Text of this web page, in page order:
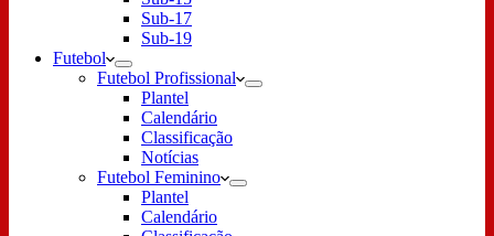
Sub-17
Sub-19
Futebol
Futebol Profissional
Plantel
Calendário
Classificação
Notícias
Futebol Feminino
Plantel
Calendário